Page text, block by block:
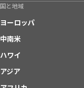
国と地域
ヨーロッパ
中南米
ハワイ
アジア